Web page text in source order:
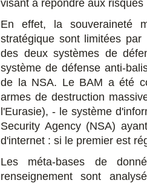
visant à répondre aux
En effet, la souveraineté
stratégique sont limitées par
des deux systèmes de
système de défense anti-
de la NSA. Le BAM a été
armes de destruction
l'Eurasie), - le système
Security Agency (NSA)
d'internet : si le premier est
Les méta-bases de
renseignement sont